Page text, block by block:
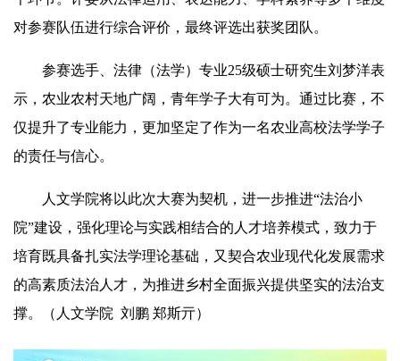
对参赛队伍进行综合评价，最终评选出获奖团队。
参赛选手、法律（法学）专业25级硕士研究生刘梦洋表
示，农业农村天地广阔，青年学子大有可为。通过比赛，不
仅提升了专业能力，更加坚定了作为一名农业高校法学学子
的责任与信心。
人文学院将以此次大赛为契机，进一步推进“法治小
院”建设，强化理论与实践相结合的人才培养模式，致力于
培育既具备扎实法学理论基础，又契合农业现代化发展需求
的高素质法治人才，为推进乡村全面振兴提供坚实的法治支
撑。（人文学院 刘鹏 郑斯亓）